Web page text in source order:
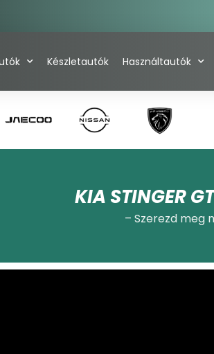
Készletautók Használtautók
KIA STINGER
– Szerezd meg